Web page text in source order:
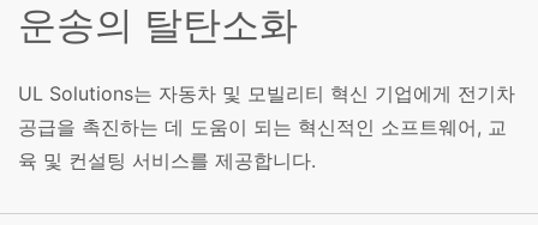
운송의 탈탄소화
UL Solutions는 자동차 및 모빌리티 혁신 기업에게 전기차
공급을 촉진하는 데 도움이 되는 혁신적인 소프트웨어, 교
육 및 컨설팅 서비스를 제공합니다.